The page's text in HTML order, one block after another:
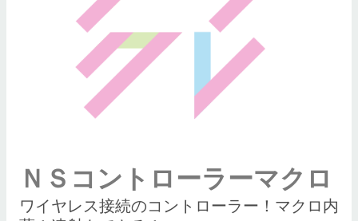
ＮＳコントローラーマクロ
ワイヤレス接続のコントローラー！マクロ内